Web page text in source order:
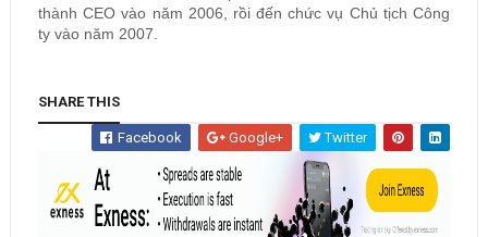
thành CEO vào năm 2006, rồi đến chức vụ Chủ tịch Công
ty vào năm 2007.
SHARE THIS
Facebook Google+ Twitter